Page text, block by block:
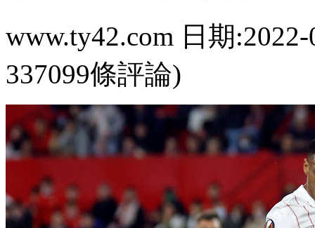
www.ty42.com 日期
337099條評論)